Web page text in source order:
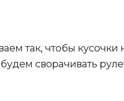
так, чтобы кусочки
сворачивать